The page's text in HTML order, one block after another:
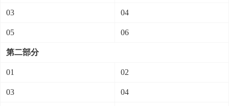
03 04
05 06
第二部分
01 02
03 04